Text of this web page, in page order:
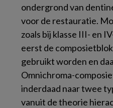
ondergrond van
voor de restauratie.
zoals bij klasse III- en
eerst de
gebruikt worden en
Omnichroma-
inderdaad naar twee
vanuit de theorie